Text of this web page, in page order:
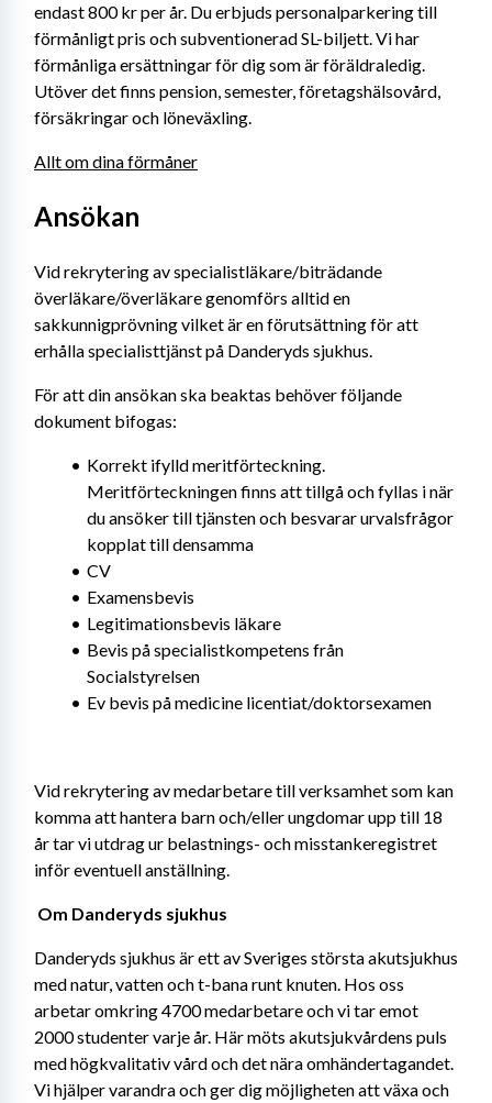
endast 800 kr per år. Du erbjuds personalparkering till
förmånligt pris och subventionerad SL-biljett. Vi har
förmånliga ersättningar för dig som är föräldraledig.
Utöver det finns pension, semester, företagshälsovård,
försäkringar och löneväxling.
Allt om dina förmåner
Ansökan
Vid rekrytering av specialistläkare/biträdande
överläkare/överläkare genomförs alltid en
sakkunnigprövning vilket är en förutsättning för att
erhålla specialisttjänst på Danderyds sjukhus.
För att din ansökan ska beaktas behöver följande
dokument bifogas:
Korrekt ifylld meritförteckning.
Meritförteckningen finns att tillgå och fyllas i när
du ansöker till tjänsten och besvarar urvalsfrågor
kopplat till densamma
CV
Examensbevis
Legitimationsbevis läkare
Bevis på specialistkompetens från
Socialstyrelsen
Ev bevis på medicine licentiat/doktorsexamen
Vid rekrytering av medarbetare till verksamhet som kan
komma att hantera barn och/eller ungdomar upp till 18
år tar vi utdrag ur belastnings- och misstankeregistret
inför eventuell anställning.
Om Danderyds sjukhus
Danderyds sjukhus är ett av Sveriges största akutsjukhus
med natur, vatten och t-bana runt knuten. Hos oss
arbetar omkring 4700 medarbetare och vi tar emot
2000 studenter varje år. Här möts akutsjukvårdens puls
med högkvalitativ vård och det nära omhändertagandet.
Vi hjälper varandra och ger dig möjligheten att växa och